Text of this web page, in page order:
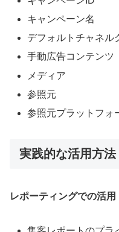
キャンペーン名
デフォルトチャネル
手動広告コンテンツ
メディア
参照元
参照元プラットフォ
実践的な活用方法
レポーティングでの活用